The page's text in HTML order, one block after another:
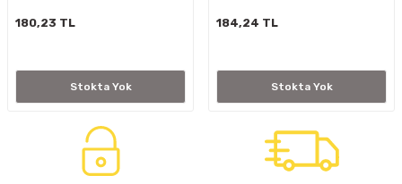
180,23 TL
Stokta Yok
184,24 TL
Stokta Yok